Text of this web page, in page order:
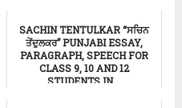
SACHIN TENTULKAR “ਸਚਿਨ
ਤੇਂਦੁਲਕਰ” PUNJABI ESSAY,
PARAGRAPH, SPEECH FOR
CLASS 9, 10 AND 12
STUDENTS IN...